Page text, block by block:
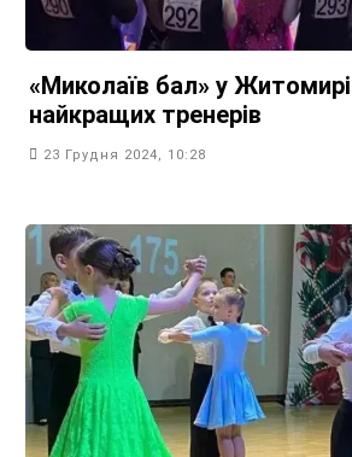
«Миколаїв бал» у
найкращих тренерів
23 Грудня 2024, 10:28